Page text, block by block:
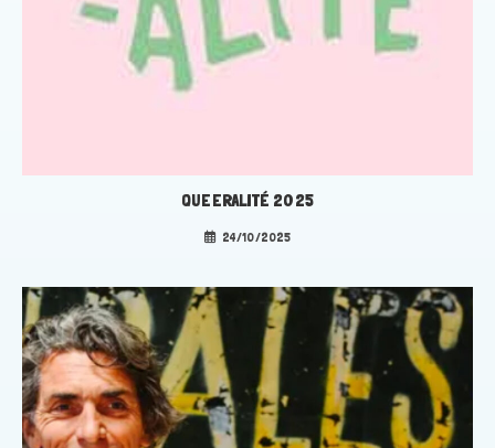
QUEERALITÉ 2025
24/10/2025